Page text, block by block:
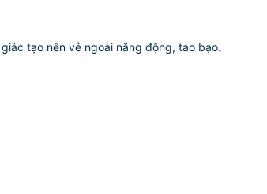
tạo nên vẻ ngoài năng động, táo bạo.